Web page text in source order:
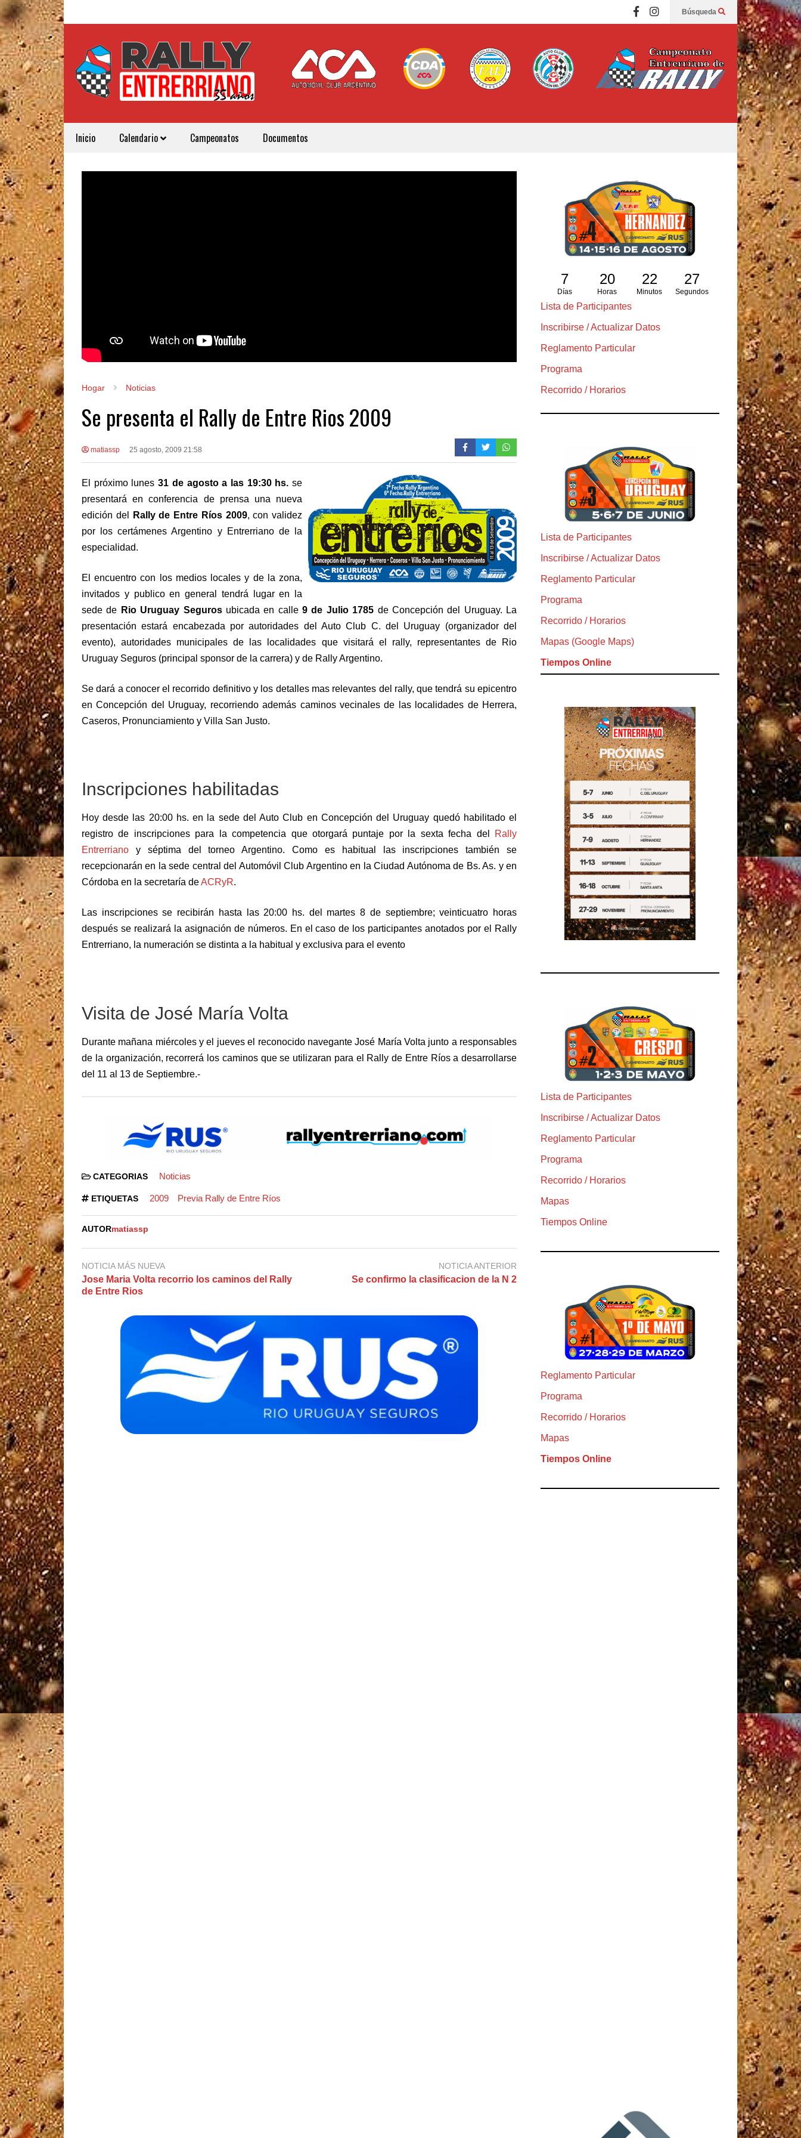
Búsqueda
Inicio Calendario Campeonatos Documentos
Hogar Noticias
Se presenta el Rally de Entre Rios 2009
matiassp 25 agosto, 2009 21:58
El próximo lunes31 de agosto a las 19:30 hs. se
presentará en conferencia de prensa una nueva
edición del
Rally de Entre Ríos 2009, con validez
por los certámenes Argentino y Entrerriano de la
especialidad.
El encuentro con los medios locales y de la zona,
invitados y publico en general tendrá lugar en la
sede de Rio Uruguay Segurosubicada en calle 9 de Julio 1785 de Concepción del Uruguay. La
presentación estará encabezada por autoridades del Auto Club C. del Uruguay (organizador del
evento), autoridades municipales de las localidades que visitará el rally, representantes de Rio
Uruguay Seguros (principal sponsor de la carrera) y de Rally Argentino.
Se dará a conocer el recorrido definitivo y los detalles mas relevantes del rally, que tendrá su epicentro
en Concepción del Uruguay, recorriendo además caminos vecinales de las localidades de Herrera,
Caseros, Pronunciamiento y Villa San Justo.
Inscripciones habilitadas
Hoy desde las 20:00 hs. en la sede del Auto Club en Concepción del Uruguay quedó habilitado el
registro de inscripciones para la competencia que otorgará puntaje por la sexta fecha del
Rally
Entrerriano y séptima del torneo Argentino. Como es habitual las inscripciones también se
recepcionarán en la sede central del Automóvil Club Argentino en la Ciudad Autónoma de Bs. As. y en
Córdoba en la secretaría deACRyR.
Las inscripciones se recibirán hasta las 20:00 hs. del martes 8 de septiembre; veinticuatro horas
después se realizará la asignación de números. En el caso de los participantes anotados por el Rally
Entrerriano, la numeración se distinta a la habitual y exclusiva para el evento
Visita de José María Volta
Durante mañana miércoles y el jueves el reconocido navegante José María Volta junto a responsables
de la organización, recorrerá los caminos que se utilizaran para el Rally de Entre Ríos a desarrollarse
del 11 al 13 de Septiembre.-
CATEGORIAS Noticias
ETIQUETAS 2009 Previa Rally de Entre Ríos
AUTORmatiassp
NOTICIA MÁS NUEVA
Jose Maria Volta recorrio los caminos del Rally
de Entre Rios
NOTICIA ANTERIOR
Se confirmo la clasificacion de la N 2
7
Días
20
Horas
22
Minutos
26
Segundos
Lista de Participantes
Inscribirse / Actualizar Datos
Reglamento Particular
Programa
Recorrido / Horarios
Lista de Participantes
Inscribirse / Actualizar Datos
Reglamento Particular
Programa
Recorrido / Horarios
Mapas (Google Maps)
Tiempos Online
Lista de Participantes
Inscribirse / Actualizar Datos
Reglamento Particular
Programa
Recorrido / Horarios
Mapas
Tiempos Online
Reglamento Particular
Programa
Recorrido / Horarios
Mapas
Tiempos Online